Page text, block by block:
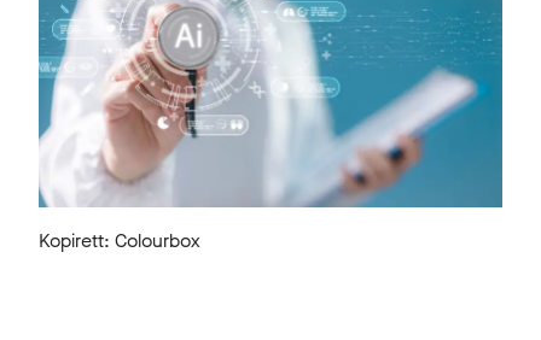
Kopirett: Colourbox